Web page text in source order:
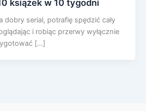
książek w 10 tygodni
dobry serial, potrafię spędzić cały
i robiąc przerwy wyłącznie
[…]